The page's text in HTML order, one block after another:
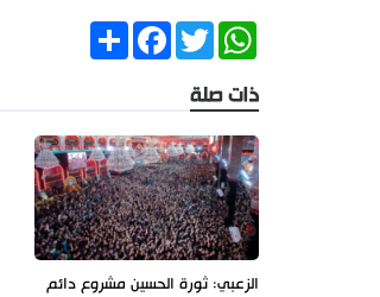
ShareFacebookTwitter
WhatsApp
ذات صلة
الزعبي: ثورة الحسين مشروع دائم